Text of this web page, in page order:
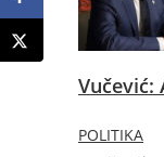
Vučević:
POLITIKA